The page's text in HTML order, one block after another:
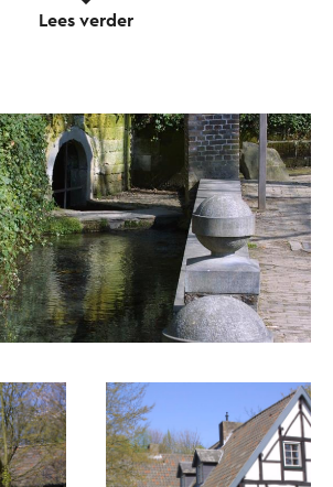
werd gehouden voor melk
Lees verder